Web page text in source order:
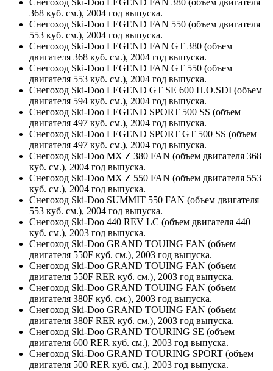
368 куб. см.), 2004 год выпуска.
Снегоход Ski-Doo LEGEND FAN 550 (объем двигателя
553 куб. см.), 2004 год выпуска.
Снегоход Ski-Doo LEGEND FAN GT 380 (объем
двигателя 368 куб. см.), 2004 год выпуска.
Снегоход Ski-Doo LEGEND FAN GT 550 (объем
двигателя 553 куб. см.), 2004 год выпуска.
Снегоход Ski-Doo LEGEND GT SE 600 H.O.SDI (объем
двигателя 594 куб. см.), 2004 год выпуска.
Снегоход Ski-Doo LEGEND SPORT 500 SS (объем
двигателя 497 куб. см.), 2004 год выпуска.
Снегоход Ski-Doo LEGEND SPORT GT 500 SS (объем
двигателя 497 куб. см.), 2004 год выпуска.
Снегоход Ski-Doo MX Z 380 FAN (объем двигателя 368
куб. см.), 2004 год выпуска.
Снегоход Ski-Doo MX Z 550 FAN (объем двигателя 553
куб. см.), 2004 год выпуска.
Снегоход Ski-Doo SUMMIT 550 FAN (объем двигателя
553 куб. см.), 2004 год выпуска.
Снегоход Ski-Doo 440 REV LC (объем двигателя 440
куб. см.), 2003 год выпуска.
Снегоход Ski-Doo GRAND TOUING FAN (объем
двигателя 550F куб. см.), 2003 год выпуска.
Снегоход Ski-Doo GRAND TOUING FAN (объем
двигателя 550F RER куб. см.), 2003 год выпуска.
Снегоход Ski-Doo GRAND TOUING FAN (объем
двигателя 380F куб. см.), 2003 год выпуска.
Снегоход Ski-Doo GRAND TOUING FAN (объем
двигателя 380F RER куб. см.), 2003 год выпуска.
Снегоход Ski-Doo GRAND TOURING SE (объем
двигателя 600 RER куб. см.), 2003 год выпуска.
Снегоход Ski-Doo GRAND TOURING SPORT (объем
двигателя 500 RER куб. см.), 2003 год выпуска.